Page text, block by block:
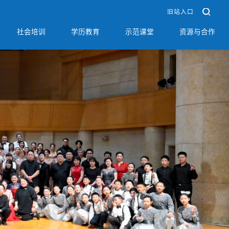
旧站入口
社会培训 学历教育 示范课堂 资源与合作